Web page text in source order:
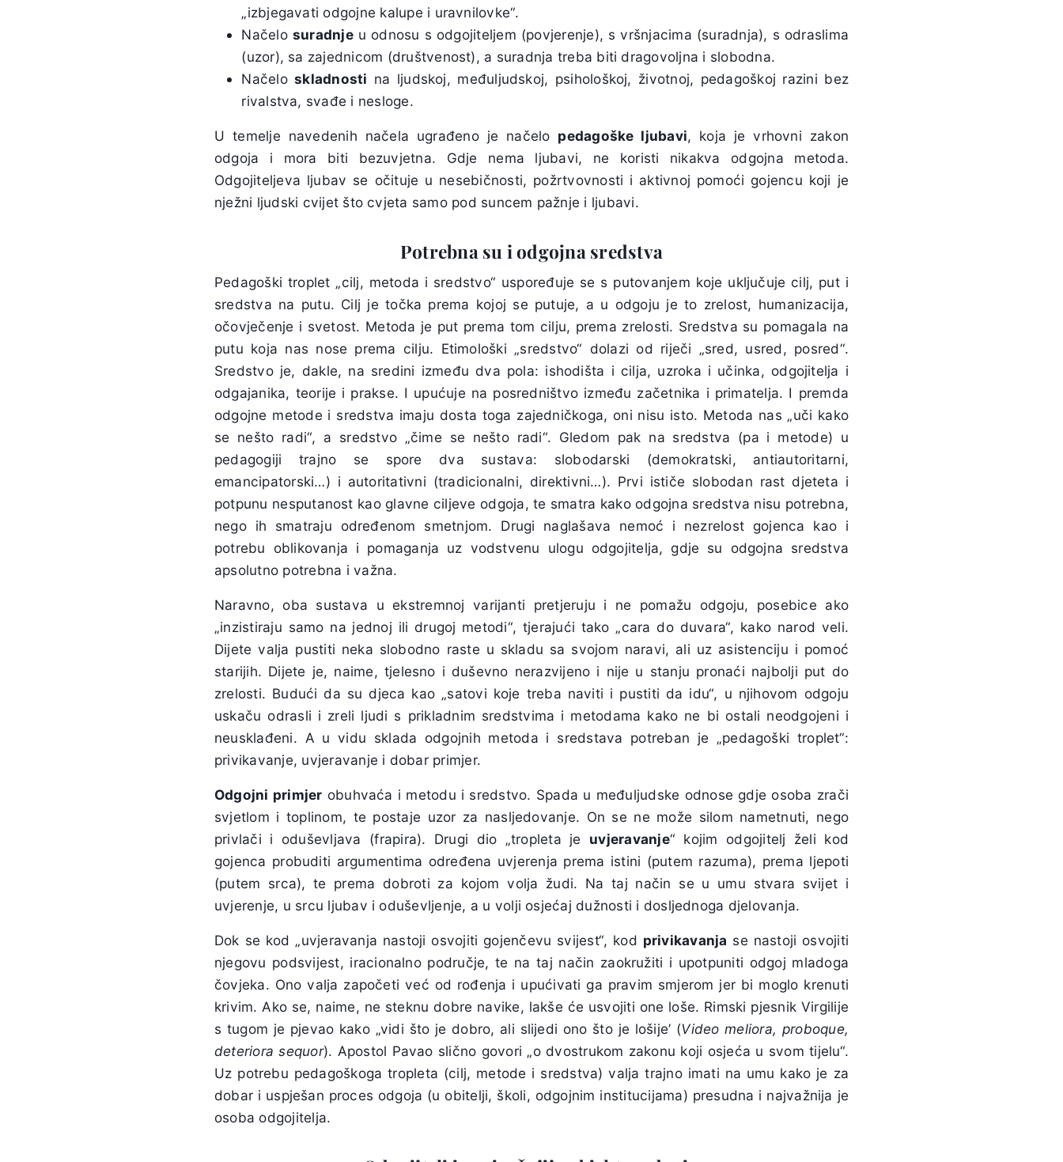
„izbjegavati odgojne kalupe i uravnilovke“.
Načelo suradnjeu odnosu s odgojiteljem (povjerenje), s vršnjacima (suradnja), s odraslima
(uzor), sa zajednicom (društvenost), a suradnja treba biti dragovoljna i slobodna.
Načeloskladnosti na ljudskoj, međuljudskoj, psihološkoj, životnoj, pedagoškoj razini bez
rivalstva, svađe i nesloge.
U temelje navedenih načela ugrađeno je načelo pedagoške ljubavi, koja je vrhovni zakon
odgoja i mora biti bezuvjetna. Gdje nema ljubavi, ne koristi nikakva odgojna metoda.
Odgojiteljeva ljubav se očituje u nesebičnosti, požrtvovnosti i aktivnoj pomoći gojencu koji je
nježni ljudski cvijet što cvjeta samo pod suncem pažnje i ljubavi.
Potrebna su i odgojna sredstva
Pedagoški troplet „cilj, metoda i sredstvo“ uspoređuje se s putovanjem koje uključuje cilj, put i
sredstva na putu. Cilj je točka prema kojoj se putuje, a u odgoju je to zrelost, humanizacija,
očovječenje i svetost. Metoda je put prema tom cilju, prema zrelosti. Sredstva su pomagala na
putu koja nas nose prema cilju. Etimološki „sredstvo“ dolazi od riječi „sred, usred, posred“.
Sredstvo je, dakle, na sredini između dva pola: ishodišta i cilja, uzroka i učinka, odgojitelja i
odgajanika, teorije i prakse. I upućuje na posredništvo između začetnika i primatelja. I premda
odgojne metode i sredstva imaju dosta toga zajedničkoga, oni nisu isto. Metoda nas „uči kako
se nešto radi“, a sredstvo „čime se nešto radi“. Gledom pak na sredstva (pa i metode) u
pedagogiji trajno se spore dva sustava: slobodarski (demokratski, antiautoritarni,
emancipatorski…) i autoritativni (tradicionalni, direktivni…). Prvi ističe slobodan rast djeteta i
potpunu nesputanost kao glavne ciljeve odgoja, te smatra kako odgojna sredstva nisu potrebna,
nego ih smatraju određenom smetnjom. Drugi naglašava nemoć i nezrelost gojenca kao i
potrebu oblikovanja i pomaganja uz vodstvenu ulogu odgojitelja, gdje su odgojna sredstva
apsolutno potrebna i važna.
Naravno, oba sustava u ekstremnoj varijanti pretjeruju i ne pomažu odgoju, posebice ako
„inzistiraju samo na jednoj ili drugoj metodi“, tjerajući tako „cara do duvara“, kako narod veli.
Dijete valja pustiti neka slobodno raste u skladu sa svojom naravi, ali uz asistenciju i pomoć
starijih. Dijete je, naime, tjelesno i duševno nerazvijeno i nije u stanju pronaći najbolji put do
zrelosti. Budući da su djeca kao „satovi koje treba naviti i pustiti da idu“, u njihovom odgoju
uskaču odrasli i zreli ljudi s prikladnim sredstvima i metodama kako ne bi ostali neodgojeni i
neusklađeni. A u vidu sklada odgojnih metoda i sredstava potreban je „pedagoški troplet“:
privikavanje, uvjeravanje i dobar primjer.
Odgojni primjer obuhvaća i metodu i sredstvo. Spada u međuljudske odnose gdje osoba zrači
svjetlom i toplinom, te postaje uzor za nasljedovanje. On se ne može silom nametnuti, nego
privlači i oduševljava (frapira). Drugi dio „tropleta je uvjeravanje“ kojim odgojitelj želi kod
gojenca probuditi argumentima određena uvjerenja prema istini (putem razuma), prema ljepoti
(putem srca), te prema dobroti za kojom volja žudi. Na taj način se u umu stvara svijet i
uvjerenje, u srcu ljubav i oduševljenje, a u volji osjećaj dužnosti i dosljednoga djelovanja.
Dok se kod „uvjeravanja nastoji osvojiti gojenčevu svijest“, kod privikavanja se nastoji osvojiti
njegovu podsvijest, iracionalno područje, te na taj način zaokružiti i upotpuniti odgoj mladoga
čovjeka. Ono valja započeti već od rođenja i upućivati ga pravim smjerom jer bi moglo krenuti
krivim. Ako se, naime, ne steknu dobre navike, lakše će usvojiti one loše. Rimski pjesnik Virgilije
s tugom je pjevao kako „vidi što je dobro, ali slijedi ono što je lošije’ (Video meliora, proboque,
deteriora sequor). Apostol Pavao slično govori „o dvostrukom zakonu koji osjeća u svom tijelu“.
Uz potrebu pedagoškoga tropleta (cilj, metode i sredstva) valja trajno imati na umu kako je za
dobar i uspješan proces odgoja (u obitelji, školi, odgojnim institucijama) presudna i najvažnija je
osoba odgojitelja.